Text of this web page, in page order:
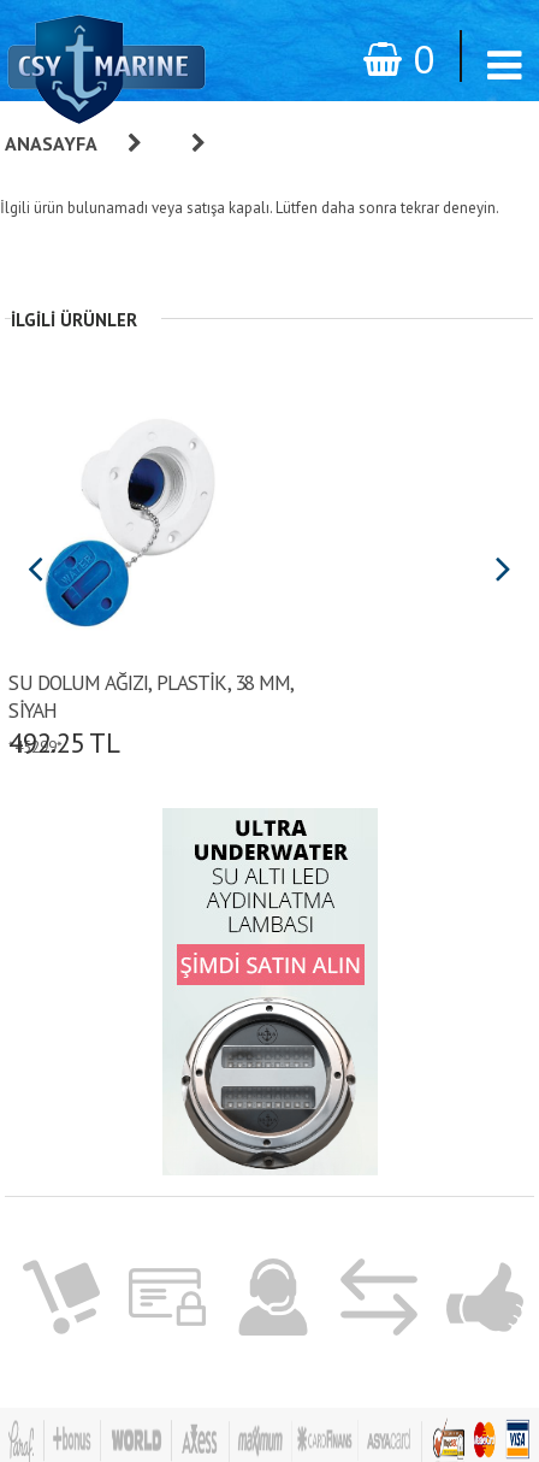
0
ANASAYFA
İlgili ürün bulunamadı veya satışa kapalı. Lütfen daha sonra tekrar deneyin.
İLGILI ÜRÜNLER
SU DOLUM AĞIZI, PLASTİK, 38 MM,
SİYAH
*45299*
492.25 TL